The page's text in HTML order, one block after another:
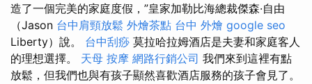
造了一個完美的家庭度假，”皇家加勒比海總裁傑森·自由
（Jason 台中肩頸放鬆 外燴茶點 台中 外燴 google seo
Liberty）說。 台中刮痧 莫拉哈拉姆酒店是夫妻和家庭客人
的理想選擇。 天母 按摩 網路行銷公司 我們來到這裡有點
放鬆，但我們也與有孩子顯然喜歡酒店服務的孩子會見了。